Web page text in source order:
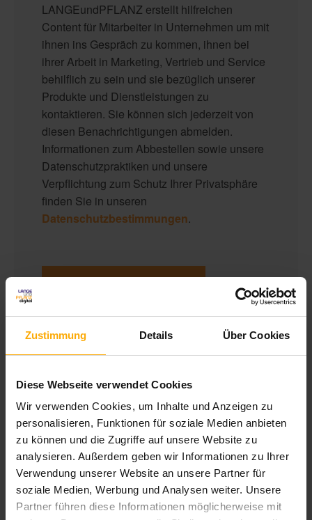
Zustimmung Details Über Cookies
Diese Webseite verwendet Cookies
Wir verwenden Cookies, um Inhalte und Anzeigen zu
personalisieren, Funktionen für soziale Medien anbieten
zu können und die Zugriffe auf unsere Website zu
analysieren. Außerdem geben wir Informationen zu Ihrer
Verwendung unserer Website an unsere Partner für
soziale Medien, Werbung und Analysen weiter. Unsere
Partner führen diese Informationen möglicherweise mit
LANGEundPFLANZ erstellt hilfreichen
Content für Mitarbeiter in Unternehmen um mit
ihnen ins Gespräch zu kommen, ihnen bei
ihrer Arbeit in Marketing, Vertrieb und Service
behilflich zu sein und sie bezüglich unserer
Produkte und Dienstleistungen zu
kontaktieren. Sie können sich jederzeit von
diesen Benachrichtigungen abmelden.
Informationen zum Abbestellen sowie unsere
Datenschutzpraktiken und unsere
Verpflichtung zum Schutz Ihrer Privatsphäre
finden Sie in unseren
Datenschutzbestimmungen.
Inbound Marketing Blog
Mit diesem Blog informieren wir Sie über Neuigkeiten in den
Bereichen Inbound Marketing, Content Marketing und Online
Marketing. Außerdem erhalten Sie Tipps und Anregungen für
Ihre eigene Arbeit im Online Marketing.
Als HubSpot Partner werden wir auch über Updates und
Verbesserungen der All-in-one Marketingplattform HubSpot